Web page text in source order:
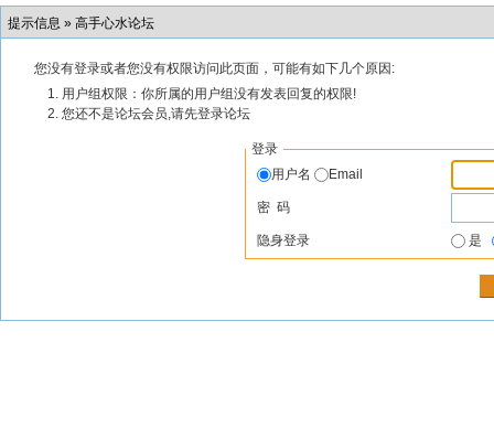
提示信息 » 高手心水论坛
您没有登录或者您没有权限访问此页面，可能有如下几个原因:
用户组权限：你所属的用户组没有发表回复的权限!
您还不是论坛会员,请先登录论坛
登录
用户名
Email
密 码
隐身登录 是